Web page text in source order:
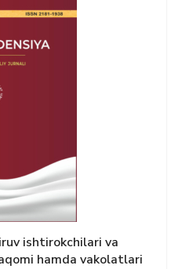
ishtirokchilari va
hamda vakolatlari